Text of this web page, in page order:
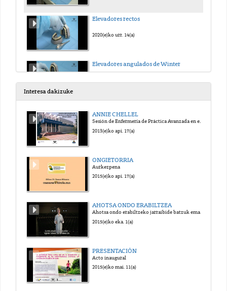
Elevadores rectos
2020(e)ko urr. 14(a)
Elevadores angulados de Winter
2020(e)ko urr. 14(a)
Exodoncia de caninos superiores
2020(e)ko urr. 14(a)
Interesa dakizuke
ANNIE CHELLEL
Sesión de Enfermería de Práctica Avanzada en el Reino Unido
2013(e)ko api. 17(a)
ONGIETORRIA
Aurkezpena
2015(e)ko api. 17(a)
AHOTSA ONDO ERABILTZEA
Ahotsa ondo erabiltzeko jarraibide batzuk ematen dituen bideoa.
2015(e)ko eka. 1(a)
PRESENTACIÓN
Acto inaugural
2015(e)ko mai. 11(a)